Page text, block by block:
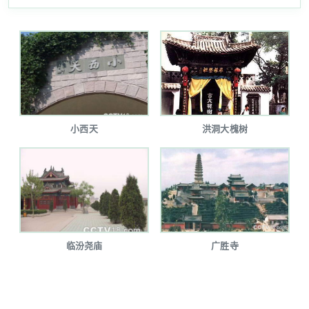
小西天 洪洞大槐树
临汾尧庙 广胜寺